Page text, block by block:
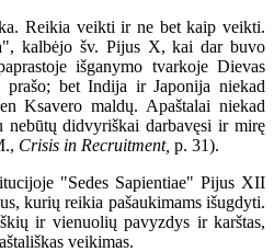
Reikia veikti ir ne bet kaip veikti.
kalbėjo šv. Pijus X, kai dar buvo
išganymo tvarkoje Dievas
bet Indija ir Japonija niekad
Ksavero maldų. Apaštalai niekad
nebūtų didvyriškai darbavęsi ir mirę
Crisis in Recruitment, p. 31).
"Sedes Sapientiae" Pijus XII
kurių reikia pašaukimams išugdyti.
ir vienuolių pavyzdys ir karštas,
veikimas.